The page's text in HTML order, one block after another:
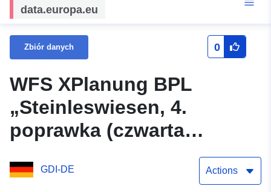
data.europa.eu
Zbiór danych 0
WFS XPlanung BPL
„Steinleswiesen, 4.
poprawka (czwarta
GDI-DE Actions